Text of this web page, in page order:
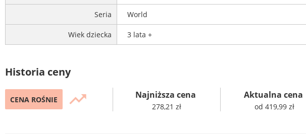
Seria World
Wiek dziecka 3 lata +
Historia ceny
CENA ROŚNIE trending_up Najniższa cena
278,21 zł
Aktualna cena
od 419,99 zł